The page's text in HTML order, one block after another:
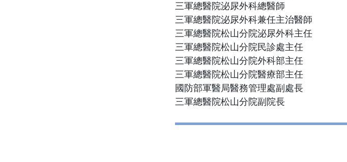
三軍總醫院泌尿外科總醫師
三軍總醫院泌尿外科兼任主治醫師
三軍總醫院松山分院泌尿外科主任
三軍總醫院松山分院民診處主任
三軍總醫院松山分院外科部主任
三軍總醫院松山分院醫療部主任
國防部軍醫局醫務管理處副處長
三軍總醫院松山分院副院長